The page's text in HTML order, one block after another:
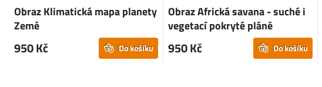
Obraz Klimatická mapa planety
Země
950 Kč Do košíku
Obraz Africká savana - suché i
vegetací pokryté pláně
950 Kč Do košíku